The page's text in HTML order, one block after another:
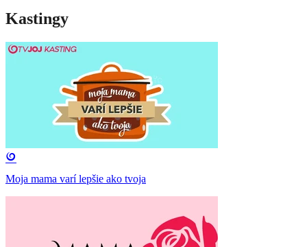
Kastingy
Moja mama varí lepšie ako tvoja